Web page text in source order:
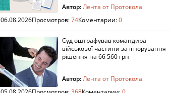
Автор:Лента от Протокола
06.08.2026Просмотров:74Коментарии:0
Суд оштрафував командира
військової частини за ігнорування
рішення на 66 560 грн
Автор:Лента от Протокола